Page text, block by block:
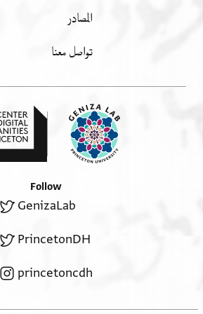
المصادر
تواصل معنا
Follow
GenizaLab
PrincetonDH
princetoncdh